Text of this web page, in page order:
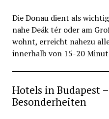
Die Donau dient als
nahe Deák tér oder am
wohnt, erreicht nahezu
innerhalb von 15-20
Hotels in Budapest
Besonderheiten